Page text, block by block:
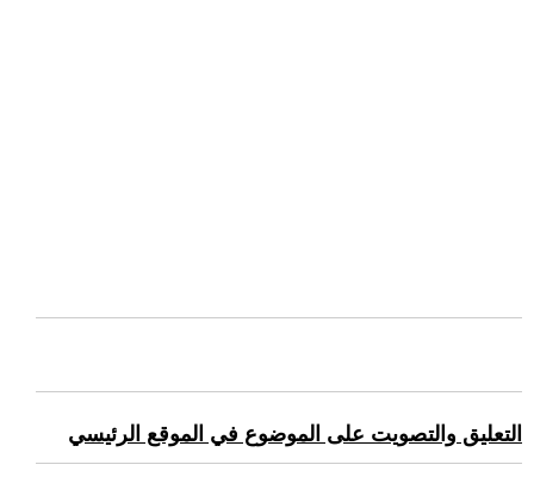
التعليق والتصويت على الموضوع في الموقع الرئيسي